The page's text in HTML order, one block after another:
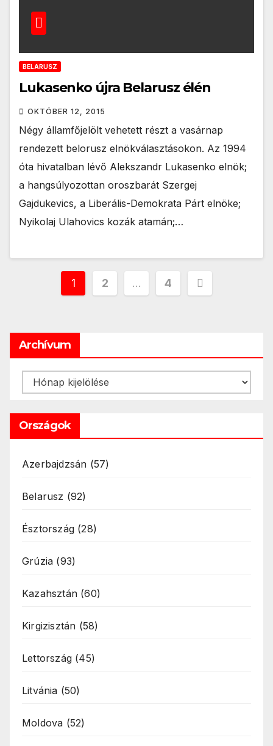
BELARUSZ
Lukasenko újra Belarusz élén
OKTÓBER 12, 2015
Négy államfőjelölt vehetett részt a vasárnap
rendezett belorusz elnökválasztásokon. Az 1994
óta hivatalban lévő Alekszandr Lukasenko elnök;
a hangsúlyozottan oroszbarát Szergej
Gajdukevics, a Liberális-Demokrata Párt elnöke;
Nyikolaj Ulahovics kozák atamán;…
Bejegyzések
1 2 … 4
Archívum
Archívum
Országok
Azerbajdzsán (57)
Belarusz (92)
Észtország (28)
Grúzia (93)
Kazahsztán (60)
Kirgizisztán (58)
Lettország (45)
Litvánia (50)
Moldova (52)